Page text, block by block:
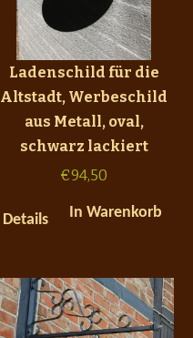
Ladenschild für die
Altstadt, Werbeschild
aus Metall, oval,
schwarz lackiert
€94,50
Details In Warenkorb